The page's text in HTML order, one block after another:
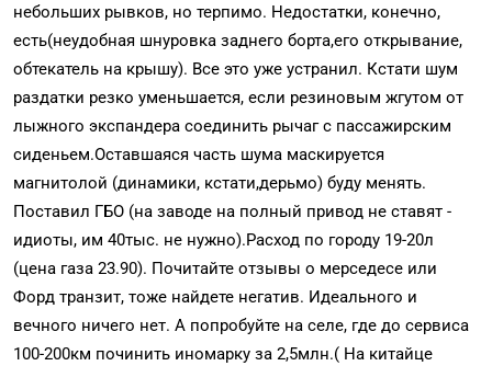
небольших рывков, но терпимо. Недостатки, конечно,
есть(неудобная шнуровка заднего борта,его открывание,
обтекатель на крышу). Все это уже устранил. Кстати шум
раздатки резко уменьшается, если резиновым жгутом от
лыжного экспандера соединить рычаг с пассажирским
сиденьем.Оставшаяся часть шума маскируется
магнитолой (динамики, кстати,дерьмо) буду менять.
Поставил ГБО (на заводе на полный привод не ставят -
идиоты, им 40тыс. не нужно).Расход по городу 19-20л
(цена газа 23.90). Почитайте отзывы о мерседесе или
Форд транзит, тоже найдете негатив. Идеального и
вечного ничего нет. А попробуйте на селе, где до сервиса
100-200км починить иномарку за 2,5млн.( На китайце